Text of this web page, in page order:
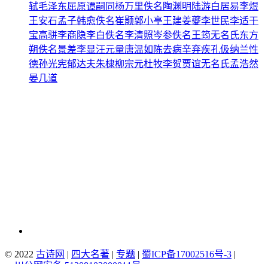
轼毛泽东屈原谭嗣同杨万里佚名 陶渊明 陆游白居易李煜
王安石孟子韩愈佚名崔颢郭小亭王建姜夔李世民李适干
宝高骈李商隐李白佚名李清照岑参佚名 王筠无名氏东方
朔佚名景差李显汪元量唐温如 陈去病辛弃疾孔伋纳兰性
德孙光宪郁达夫朱棣柳宗元杜牧李贺贾谊无名氏孟浩然
晏几道
© 2022 古诗网 | 四大名著 | 专题 | 蜀ICP备17002516号-3 |